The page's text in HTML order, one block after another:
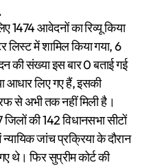
1474 आवेदनों का रिव्यू किया
लिस्ट में शामिल किया गया, 6
की संख्या इस बार 0 बताई गई
आधार लिए गए हैं, इसकी
से अभी तक नहीं मिली है।
की 142 विधानसभा सीटों
जांच प्रक्रिया के दौरान
थे। फिर सुप्रीम कोर्ट की